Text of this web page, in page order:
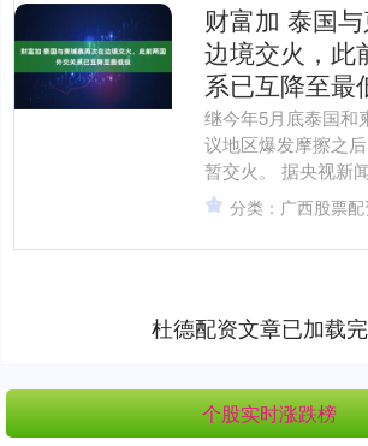
财富加 泰国
边境交火，此
系已互降至最
继今年5月底泰国和
议地区爆发摩擦之
暂交火。 据央视新
月24日表示，当天
其奥多棉吉省边境....
分类：广西股票配
杜德配资文章已加载
个股实时涨跌榜